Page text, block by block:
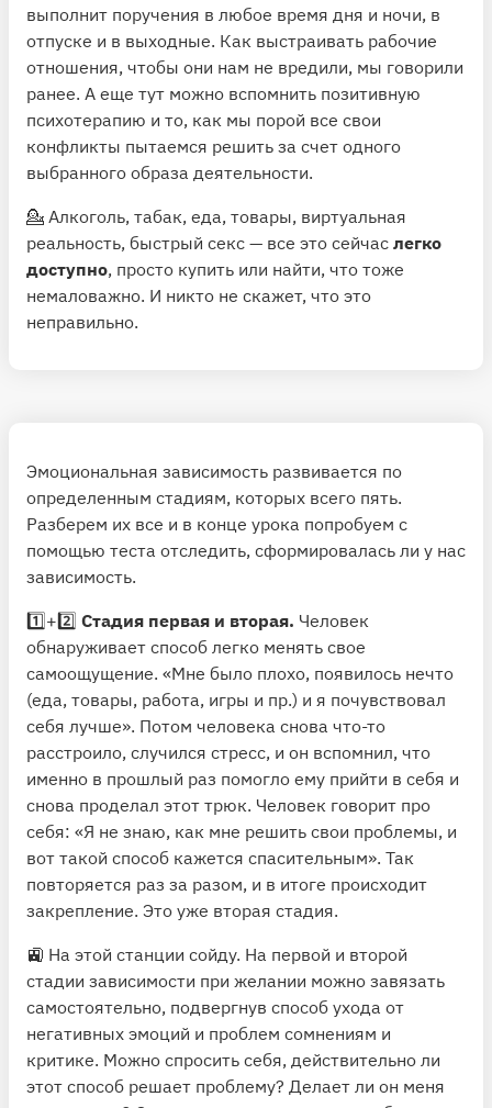
выполнит поручения в любое время дня и ночи, в
отпуске и в выходные. Как выстраивать рабочие
отношения, чтобы они нам не вредили, мы говорили
ранее. А еще тут можно вспомнить позитивную
психотерапию и то, как мы порой все свои
конфликты пытаемся решить за счет одного
выбранного образа деятельности.
💁 Алкоголь, табак, еда, товары, виртуальная
реальность, быстрый секс — все это сейчас легко
доступно, просто купить или найти, что тоже
немаловажно. И никто не скажет, что это
неправильно.
Эмоциональная зависимость развивается по
определенным стадиям, которых всего пять.
Разберем их все и в конце урока попробуем с
помощью теста отследить, сформировалась ли у нас
зависимость.
1️⃣+2️⃣ Стадия первая и вторая. Человек
обнаруживает способ легко менять свое
самоощущение. «Мне было плохо, появилось нечто
(еда, товары, работа, игры и пр.) и я почувствовал
себя лучше». Потом человека снова что-то
расстроило, случился стресс, и он вспомнил, что
именно в прошлый раз помогло ему прийти в себя и
снова проделал этот трюк. Человек говорит про
себя: «Я не знаю, как мне решить свои проблемы, и
вот такой способ кажется спасительным». Так
повторяется раз за разом, и в итоге происходит
закрепление. Это уже вторая стадия.
🚉 На этой станции сойду. На первой и второй
стадии зависимости при желании можно завязать
самостоятельно, подвергнув способ ухода от
негативных эмоций и проблем сомнениям и
критике. Можно спросить себя, действительно ли
этот способ решает проблему? Делает ли он меня